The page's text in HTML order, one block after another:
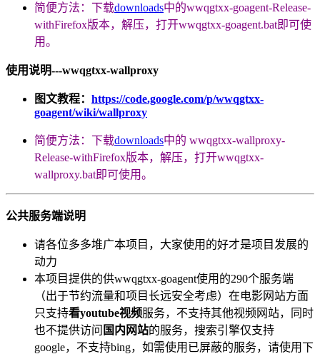
简便方法：下载downloads中的wwqgtxx-goagent-Release-
withFirefox版本，解压，打开wwqgtxx-goagent.bat即可使
用。
使用说明---wwqgtxx-wallproxy
图文教程： https://code.google.com/p/wwqgtxx-
goagent/wiki/wallproxy
简便方法：下载downloads中的 wwqgtxx-wallproxy-
Release-withFirefox版本，解压，打开wwqgtxx-
wallproxy.bat即可使用。
公共服务端说明
请各位多多堆广本项目，大家使用的好才是项目发展的
动力
本项目提供的供wwqgtxx-goagent使用的290个服务端
（出于节约流量和项目长远安全考虑）在电影网站方面
只支持看youtube视频服务，不支持其他视频网站，同时
也不提供访问 国内网站的服务，搜索引擎仅支持
google，不支持bing，如需使用已屏蔽的服务，请使用下